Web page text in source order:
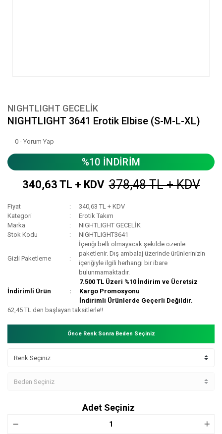
NIGHTLIGHT GECELİK
NIGHTLIGHT 3641 Erotik Elbise (S-M-L-XL)
0 - Yorum Yap
%10 İNDİRİM
340,63 TL + KDV 378,48 TL + KDV
Fiyat
340,63 TL + KDV
Kategori
Erotik Takım
Marka
NIGHTLIGHT GECELİK
Stok Kodu
NIGHTLIGHT3641
Gizli Paketleme
İçeriği belli olmayacak şekilde özenle
paketlenir. Dış ambalaj üzerinde ürünlerinizin
içeriğiyle ilgili herhangi bir ibare
bulunmamaktadır.
İndirimli Ürün
7.500 TL Üzeri %10 İndirim ve Ücretsiz
Kargo Promosyonu
İndirimli Ürünlerde Geçerli Değildir.
62,45 TL den başlayan taksitlerle!!
Önce Renk Sonra Beden Seçiniz
Adet Seçiniz